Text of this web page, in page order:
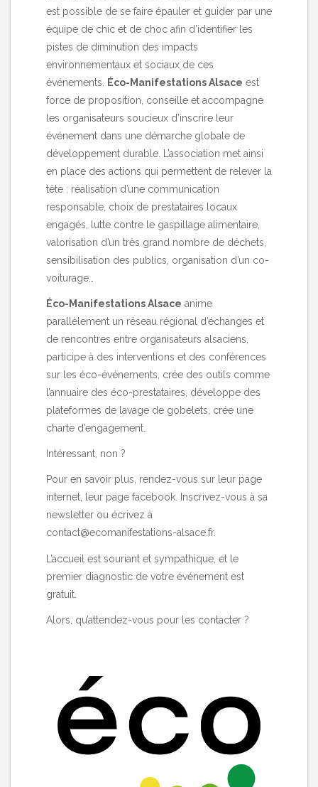
est possible de se faire épauler et guider par une
équipe de chic et de choc afin d’identifier les
pistes de diminution des impacts
environnementaux et sociaux de ces
événements.
Éco-Manifestations Alsace est
force de proposition, conseille et accompagne
les organisateurs soucieux d’inscrire leur
événement dans une démarche globale de
développement durable. L’association met ainsi
en place des actions qui permettent de relever la
tête : réalisation d’une communication
responsable, choix de prestataires locaux
engagés, lutte contre le gaspillage alimentaire,
valorisation d’un très grand nombre de déchets,
sensibilisation des publics, organisation d’un co-
voiturage…
Éco-Manifestations Alsace anime
parallèlement un réseau régional d’échanges et
de rencontres entre organisateurs alsaciens,
participe à des interventions et des conférences
sur les éco-événements, crée des outils comme
l’annuaire des éco-prestataires , développe des
plateformes de lavage de gobelets, crée une
charte d’engagement.
Intéressant, non ?
Pour en savoir plus, rendez-vous sur leur page
internet, leur page facebook. Inscrivez-vous à sa
newsletter ou écrivez à
contact@ecomanifestations-alsace.fr.
L’accueil est souriant et sympathique, et le
premier diagnostic de votre événement est
gratuit.
Alors, qu’attendez-vous pour les contacter ?